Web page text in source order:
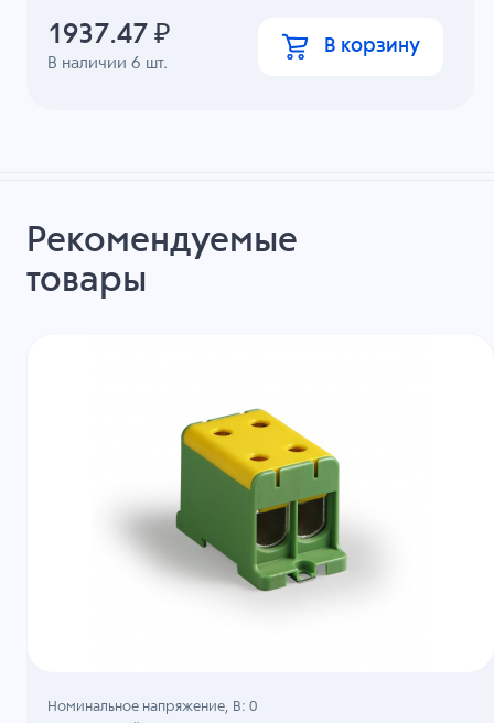
В наличии6 шт.
1937.47 ₽ В корзину
Рекомендуемые
товары
Номинальное напряжение, B: 0